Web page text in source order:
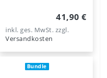
41,90 €
inkl. ges. MwSt. zzgl.
Versandkosten
Bundle